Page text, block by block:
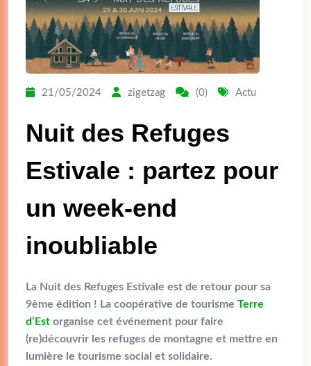
21/05/2024 zigetzag (0) Actu
Nuit des Refuges
Estivale : partez pour
un week-end
inoubliable
La Nuit des Refuges Estivale est de retour pour sa
9ème édition ! La coopérative de tourisme Terre
d’Est organise cet événement pour faire
(re)découvrir les refuges de montagne et mettre en
lumière le tourisme social et solidaire.